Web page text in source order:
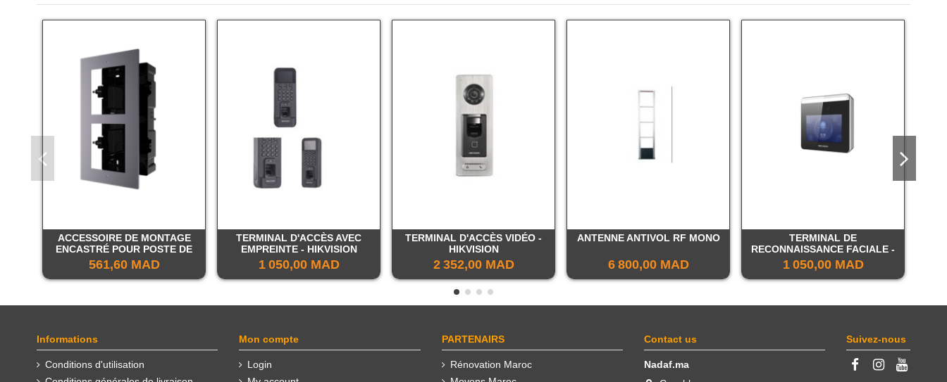
ACCESSOIRE DE MONTAGE
ENCASTRÉ POUR POSTE DE
PORTE MODULAIRE
561,60 MAD
TERMINAL D'ACCÈS AVEC
EMPREINTE - HIKVISION
1 050,00 MAD
TERMINAL D'ACCÈS VIDÉO -
HIKVISION
2 352,00 MAD
ANTENNE ANTIVOL RF MONO
6 800,00 MAD
TERMINAL DE
RECONNAISSANCE FACIALE -
HIKVISION
1 050,00 MAD
Informations
Conditions d'utilisation
Mon compte
Login
PARTENAIRS
Rénovation Maroc
Contact us
Nadaf.ma
Suivez-nous